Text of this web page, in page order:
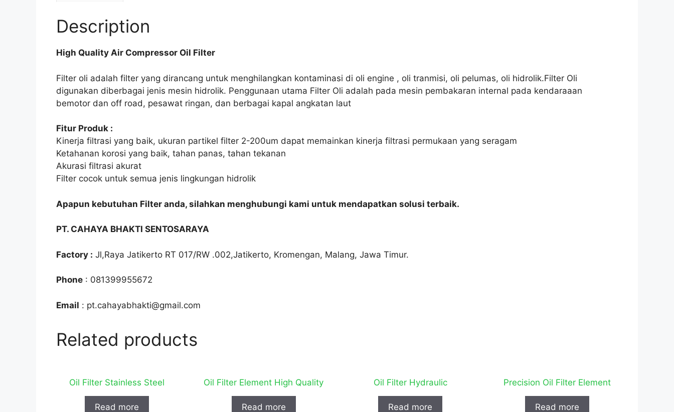
Description
High Quality Air Compressor Oil Filter
Filter oli adalah filter yang dirancang untuk menghilangkan kontaminasi di oli engine , oli tranmisi, oli pelumas, oli hidrolik.Filter Oli
digunakan diberbagai jenis mesin hidrolik. Penggunaan utama Filter Oli adalah pada mesin pembakaran internal pada kendaraaan
bemotor dan off road, pesawat ringan, dan berbagai kapal angkatan laut
Fitur Produk :
Kinerja filtrasi yang baik, ukuran partikel filter 2-200um dapat memainkan kinerja filtrasi permukaan yang seragam
Ketahanan korosi yang baik, tahan panas, tahan tekanan
Akurasi filtrasi akurat
Filter cocok untuk semua jenis lingkungan hidrolik
Apapun kebutuhan Filter anda, silahkan menghubungi kami untuk mendapatkan solusi terbaik.
PT. CAHAYA BHAKTI SENTOSARAYA
Factory : Jl,Raya Jatikerto RT 017/RW .002,Jatikerto, Kromengan, Malang, Jawa Timur.
Phone : 081399955672
Email : pt.cahayabhakti@gmail.com
Related products
Oil Filter Stainless Steel
Read more
Oil Filter Element High Quality
Read more
Oil Filter Hydraulic
Read more
Precision Oil Filter Element
Read more